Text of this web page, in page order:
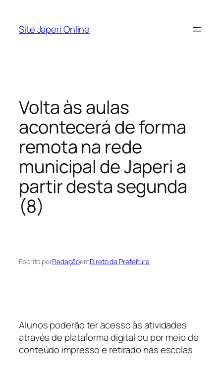
Site Japeri Online
Volta às aulas
acontecerá de forma
remota na rede
municipal de Japeri a
partir desta segunda
(8)
Escrito porRedaçãoemDireto da Prefeitura
Alunos poderão ter acesso às atividades
através de plataforma digital ou por meio de
conteúdo impresso e retirado nas escolas